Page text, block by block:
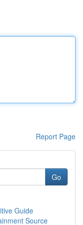
Report Page
Go
Guide
Source